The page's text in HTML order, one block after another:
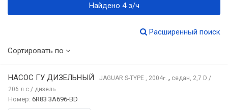
Найдено 4 з/ч
Расширенный поиск
Сортировать по
НАСОС ГУ ДИЗЕЛЬНЫЙ JAGUAR S-TYPE , 2004г. , седан, 2,7 D /
206 л.с / дизель
Номер: 6R83 3A696-BD